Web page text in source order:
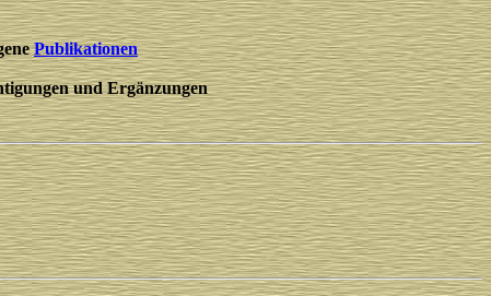
Publikationen
und Ergänzungen